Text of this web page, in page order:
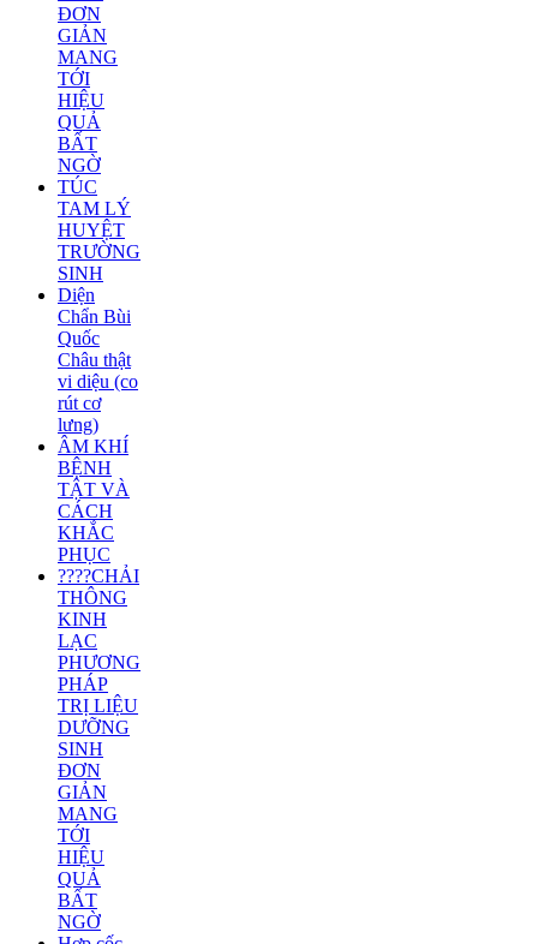
ĐƠN
GIẢN
MANG
TỚI
HIỆU
QUẢ
BẤT
NGỜ
TÚC
TAM LÝ
HUYỆT
TRƯỜNG
SINH
Diện
Chẩn Bùi
Quốc
Châu thật
vi diệu (co
rút cơ
lưng)
ÂM KHÍ
BỆNH
TẬT VÀ
CÁCH
KHẮC
PHỤC
????CHẢI
THÔNG
KINH
LẠC
PHƯƠNG
PHÁP
TRỊ LIỆU
DƯỠNG
SINH
ĐƠN
GIẢN
MANG
TỚI
HIỆU
QUẢ
BẤT
NGỜ